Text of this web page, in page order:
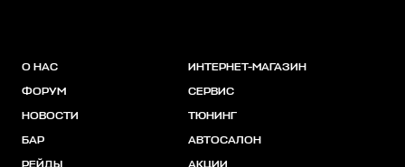
О НАС
ФОРУМ
НОВОСТИ
БАР
ИНТЕРНЕТ-МАГАЗИН
СЕРВИС
ТЮНИНГ
АВТОСАЛОН